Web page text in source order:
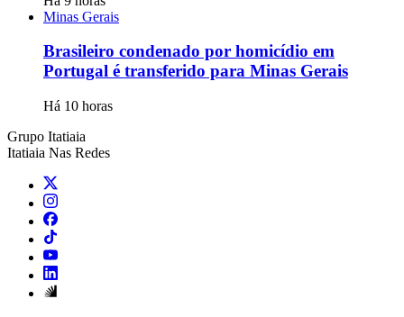
Minas Gerais
Brasileiro condenado por homicídio em
Portugal é transferido para Minas Gerais
Há 10 horas
Grupo Itatiaia
Itatiaia Nas Redes